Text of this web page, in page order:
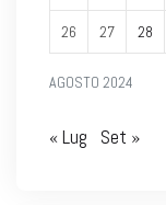
AGOSTO 2024
26 27 28
« Lug Set »